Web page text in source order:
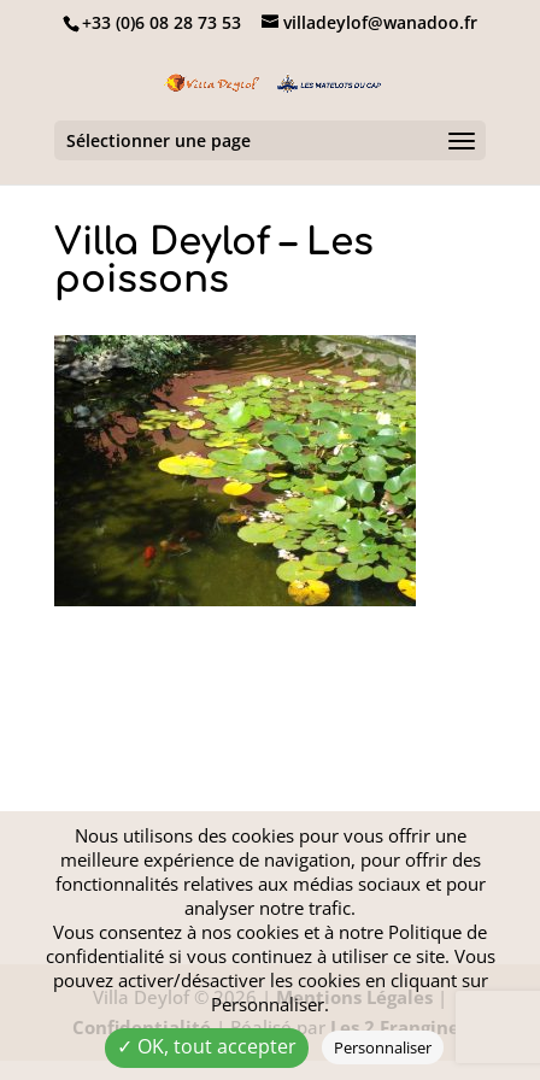
+33 (0)6 08 28 73 53 villadeylof@wanadoo.fr
Sélectionner une page
Villa Deylof – Les
poissons
Villa Deylof © 2026 |Mentions Légales |
Confidentialité| Réalisé parLes 2 Frangines
Nous utilisons des cookies pour vous offrir une
meilleure expérience de navigation, pour offrir des
fonctionnalités relatives aux médias sociaux et pour
analyser notre trafic.
Vous consentez à nos cookies et à notre Politique de
confidentialitési vous continuez à utiliser ce site. Vous
pouvez activer/désactiver les cookies en cliquant sur
Personnaliser.
✓ OK, tout accepter Personnaliser